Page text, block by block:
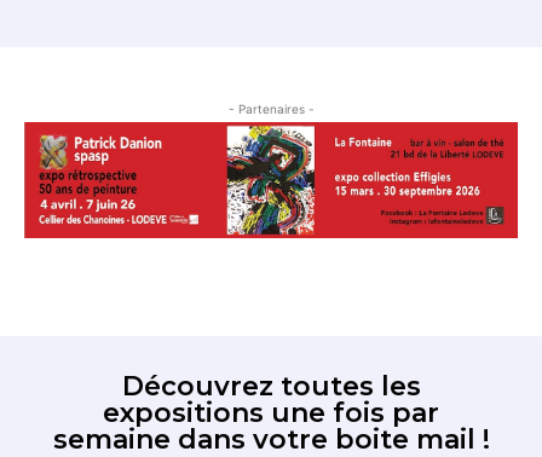
- Partenaires -
Découvrez toutes les
expositions une fois par
semaine dans votre boite mail !